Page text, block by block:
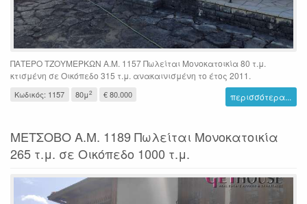
ΠΑΤΕΡΟ ΤΖΟΥΜΕΡΚΩΝ Α.Μ. 1157 Πωλείται Μονοκατοικία 80 τ.μ.
κτισμένη σε Οικόπεδο 315 τ.μ. ανακαινισμένη το έτος 2011.
Κωδικός: 1157 80μ2 € 80.000 περισσότερα...
ΜΕΤΣΟΒΟ Α.Μ. 1189 Πωλείται Μονοκατοικία
265 τ.μ. σε Οικόπεδο 1000 τ.μ.